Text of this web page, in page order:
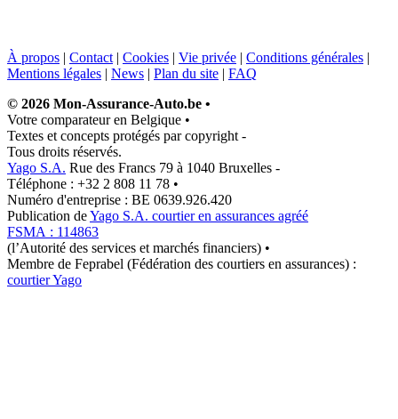
À propos | Contact | Cookies | Vie privée | Conditions générales |
Mentions légales | News | Plan du site | FAQ
© 2026 Mon-Assurance-Auto.be •
Votre comparateur en Belgique •
Textes et concepts protégés par copyright -
Tous droits réservés.
Yago S.A. Rue des Francs 79 à 1040 Bruxelles -
Téléphone : +32 2 808 11 78 •
Numéro d'entreprise : BE 0639.926.420
Publication deYago S.A. courtier en assurances agréé
FSMA : 114863
(l’Autorité des services et marchés financiers) •
Membre de Feprabel (Fédération des courtiers en assurances) :
courtier Yago